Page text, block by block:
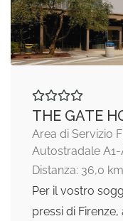
THE GATE
Area di Servizio
Autostradale A1-
Distanza: 36,0 km
Per il vostro
pressi di